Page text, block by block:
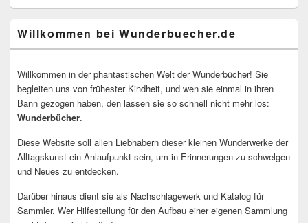
Willkommen bei Wunderbuecher.de
Willkommen in der phantastischen Welt der Wunderbücher! Sie
begleiten uns von frühester Kindheit, und wen sie einmal in ihren
Bann gezogen haben, den lassen sie so schnell nicht mehr los:
Wunderbücher.
Diese Website soll allen Liebhabern dieser kleinen Wunderwerke der
Alltagskunst ein Anlaufpunkt sein, um in Erinnerungen zu schwelgen
und Neues zu entdecken.
Darüber hinaus dient sie als Nachschlagewerk und Katalog für
Sammler. Wer Hilfestellung für den Aufbau einer eigenen Sammlung